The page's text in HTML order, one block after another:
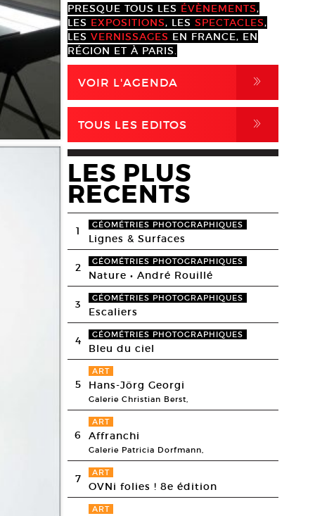
PRESQUE TOUS LES ÉVÈNEMENTS,
LES EXPOSITIONS, LES SPECTACLES,
LES VERNISSAGES EN FRANCE, EN
RÉGION ET À PARIS.
VOIR L'AGENDA ,
TOUS LES EDITOS ,
LES PLUS
RECENTS
1 GÉOMÉTRIES PHOTOGRAPHIQUES
Lignes & Surfaces
2 GÉOMÉTRIES PHOTOGRAPHIQUES
Nature • André Rouillé
3 GÉOMÉTRIES PHOTOGRAPHIQUES
Escaliers
4 GÉOMÉTRIES PHOTOGRAPHIQUES
Bleu du ciel
5
ART
Hans-Jörg Georgi
Galerie Christian Berst,
6
ART
Affranchi
Galerie Patricia Dorfmann,
7 ART
OVNi folies ! 8e édition
ART